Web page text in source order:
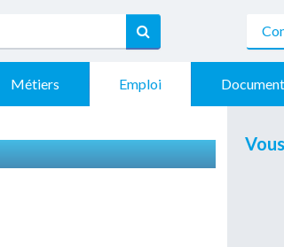
Métiers Emploi